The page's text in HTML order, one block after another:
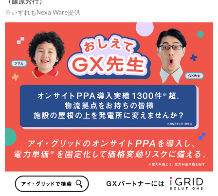
※いずれもNexa Ware提供